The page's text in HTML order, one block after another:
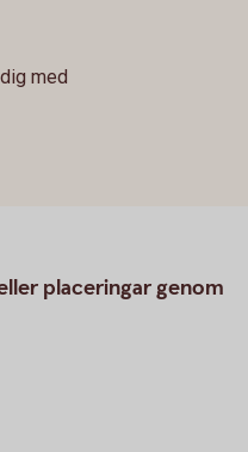
med
placeringar genom